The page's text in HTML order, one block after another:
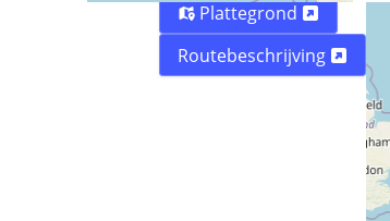
Plattegrond
Routebeschrijving